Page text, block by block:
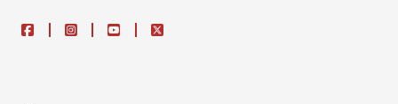
facebookinstagramyoutubeX